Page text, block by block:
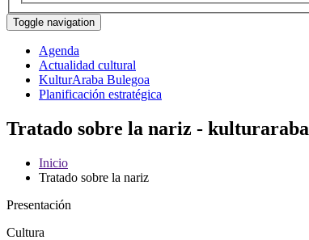
Toggle navigation
Agenda
Actualidad cultural
KulturAraba Bulegoa
Planificación estratégica
Tratado sobre la nariz - kulturaraba
Inicio
Tratado sobre la nariz
Presentación
Cultura